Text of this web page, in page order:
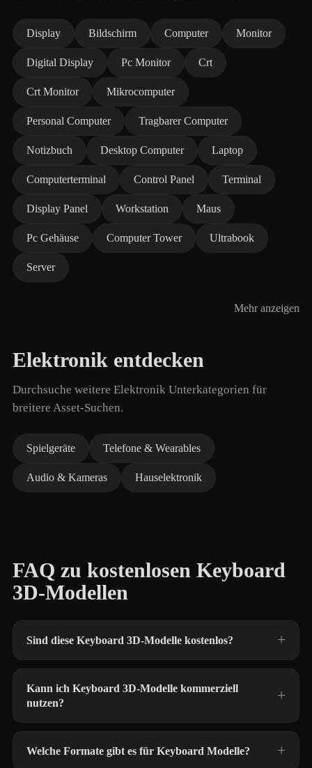
Display Bildschirm Computer Monitor
Digital Display Pc Monitor Crt
Crt Monitor Mikrocomputer
Personal Computer Tragbarer Computer
Notizbuch Desktop Computer Laptop
Computerterminal Control Panel Terminal
Display Panel Workstation Maus
Pc Gehäuse Computer Tower Ultrabook
Server
Mehr anzeigen
Elektronik entdecken
Durchsuche weitere Elektronik Unterkategorien für
breitere Asset-Suchen.
Spielgeräte Telefone & Wearables
Audio & Kameras Hauselektronik
FAQ zu kostenlosen Keyboard
3D-Modellen
Sind diese Keyboard 3D-Modelle kostenlos?
Kann ich Keyboard 3D-Modelle kommerziell
nutzen?
Welche Formate gibt es für Keyboard Modelle?